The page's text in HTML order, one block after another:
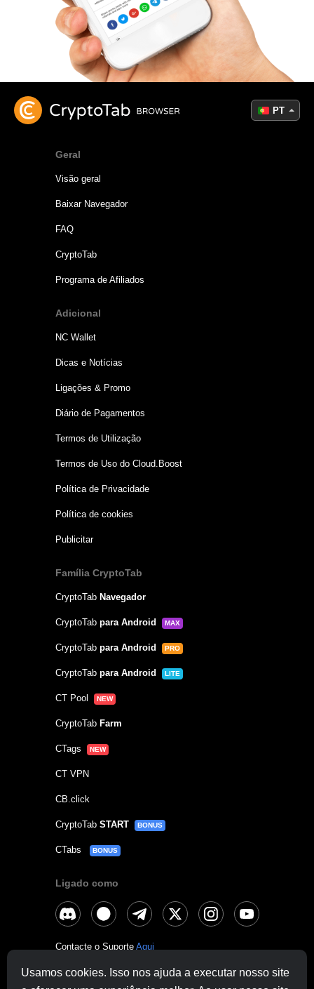
Usamos cookies. Isso nos ajuda a executar nosso site
Geral
Visão geral
Baixar Navegador
FAQ
CryptoTab
Programa de Afiliados
Adicional
NC Wallet
Dicas e Notícias
Ligações & Promo
Diário de Pagamentos
Termos de Utilização
Termos de Uso do Cloud.Boost
Política de Privacidade
Política de cookies
Publicitar
Família CryptoTab
CryptoTab Navegador
CryptoTab para Android MAX
CryptoTab para Android PRO
CryptoTab para Android LITE
CT Pool NEW
CryptoTab Farm
CTags NEW
CT VPN
CB.click
CryptoTab START BONUS
CTabs BONUS
Ligado como
Contacte o Suporte Aqui
Outras Perguntas: contactus@cryptobrowser.site
PT